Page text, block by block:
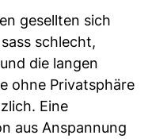
gesellten sich
schlecht,
die langen
ohne Privatsphäre
Eine
aus Anspannung